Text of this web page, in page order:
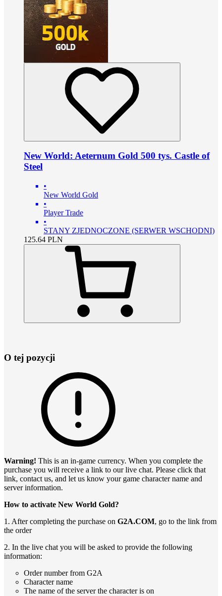
New World: Aeternum Gold 500 tys. Castle of
Steel
•
New World Gold
•
Player Trade
•
STANY ZJEDNOCZONE (SERWER WSCHODNI)
125.64 PLN
O tej pozycji
Warning! This is an in-game currency. When you complete the
purchase you will receive a link to our live chat. Please click that
link, contact us, and let us know your game character name and
server information.
How to activate New World Gold?
1. After completing the purchase on G2A.COM, go to the link from
the order
2. In the live chat you will be asked to provide the following
information:
Order number from G2A
Character name
The name of the server the character is on